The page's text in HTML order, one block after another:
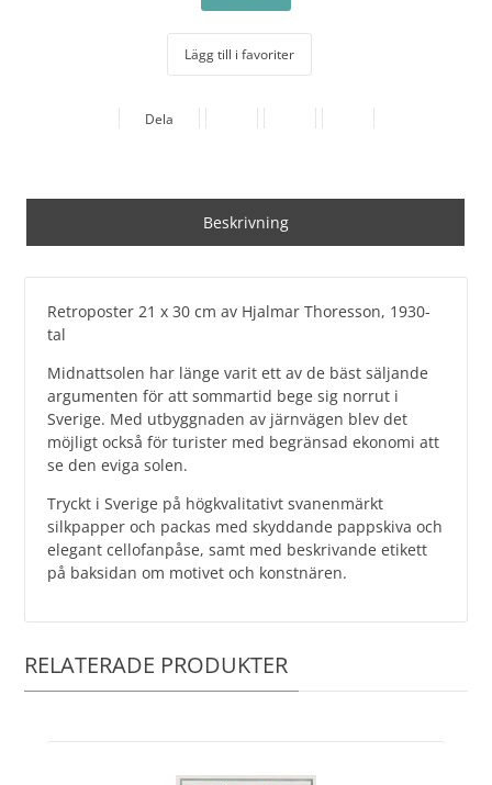
Lägg till i favoriter
Dela
Beskrivning
Retroposter 21 x 30 cm av Hjalmar Thoresson, 1930-
tal
Midnattsolen har länge varit ett av de bäst säljande
argumenten för att sommartid bege sig norrut i
Sverige. Med utbyggnaden av järnvägen blev det
möjligt också för turister med begränsad ekonomi att
se den eviga solen.
Tryckt i Sverige på högkvalitativt svanenmärkt
silkpapper och packas med skyddande pappskiva och
elegant cellofanpåse, samt med beskrivande etikett
på baksidan om motivet och konstnären.
RELATERADE PRODUKTER